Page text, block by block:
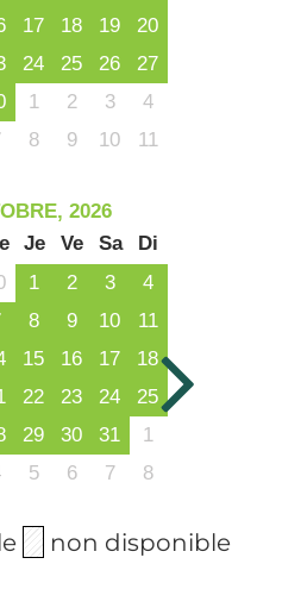
17 18 19
20
24 25 26
27
1 2 3
4
8 9 10 11
2026
Je Ve Sa
Di
1 2 3
4
8 9 10
11
15 16 17
18
22 23 24
25
29 30 31
1
5 6 7 8
non disponible